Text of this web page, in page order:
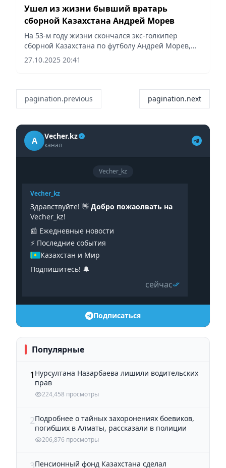
Ушел из жизни бывший вратарь
сборной Казахстана Андрей Морев
На 53-м году жизни скончался экс-голкипер
сборной Казахстана по футболу Андрей Морев,
сообщает Vecher.kz со ссылкой на КФФ.
27.10.2025 20:41
pagination.previous pagination.next
A Vecher.kz
канал
Vecher_kz
Vecher_kz
Здравствуйте! 👋 Добро пожаолвать на
Vecher_kz!
📰 Ежедневные новости
⚡️ Последние события
Казахстан и Мир
Подпишитесь! 🔔
сейчас
Подписаться
Популярные
1 Нурсултана Назарбаева лишили водительских
прав
224,458 просмотры
2Подробнее о тайных захоронениях боевиков,
погибших в Алматы, рассказали в полиции
206,876 просмотры
3Пенсионный фонд Казахстана сделал